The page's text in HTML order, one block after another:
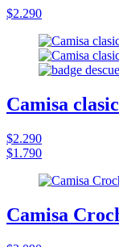
$2.290
Camisa
$2.290
$1.790
Camisa